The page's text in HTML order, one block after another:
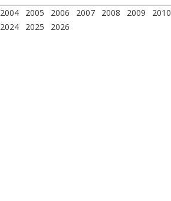
2004 2005 2006 2007 2008 2009 2010
2024 2025 2026